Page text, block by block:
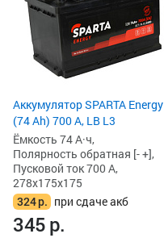
Аккумулятор SPARTA Energy
(74 Ah) 700 А, LB L3
Ёмкость 74 А·ч,
Полярность обратная [- +],
Пусковой ток 700 А,
278x175x175
324р. при сдаче акб
345р.